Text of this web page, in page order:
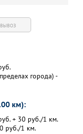
города) -
км):
+ 30 руб./1 км.
руб./1 км.